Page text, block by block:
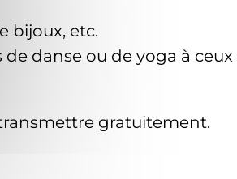
bijoux, etc.
danse ou de yoga à ceux
transmettre gratuitement.